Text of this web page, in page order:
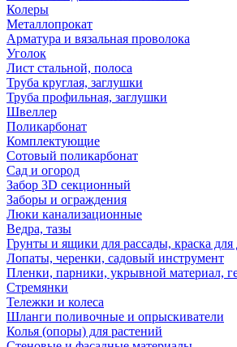
Колеры
Металлопрокат
Арматура и вязальная проволока
Уголок
Лист стальной, полоса
Труба круглая, заглушки
Труба профильная, заглушки
Швеллер
Поликарбонат
Комплектующие
Сотовый поликарбонат
Сад и огород
Забор 3D секционный
Заборы и ограждения
Люки канализационные
Ведра, тазы
Грунты и ящики для рассады, краска для
Лопаты, черенки, садовый инструмент
Пленки, парники, укрывной материал,
Стремянки
Тележки и колеса
Шланги поливочные и опрыскиватели
Колья (опоры) для растений